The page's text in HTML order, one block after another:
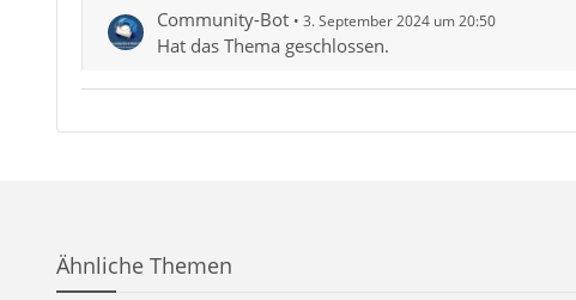
Community-Bot 3. September 2024 um 20:50
Hat das Thema geschlossen.
Ähnliche Themen